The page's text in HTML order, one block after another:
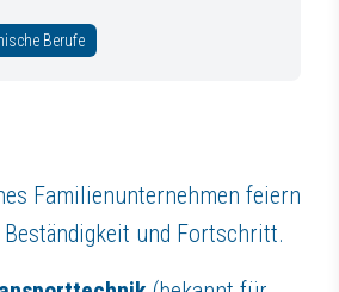
mit kurzen Entscheidungswegen.
und die Möglichkeit eines Jobrads.
für Ihre persönliche und fachliche
Berufe
Familienunternehmen feiern
Beständigkeit und Fortschritt.